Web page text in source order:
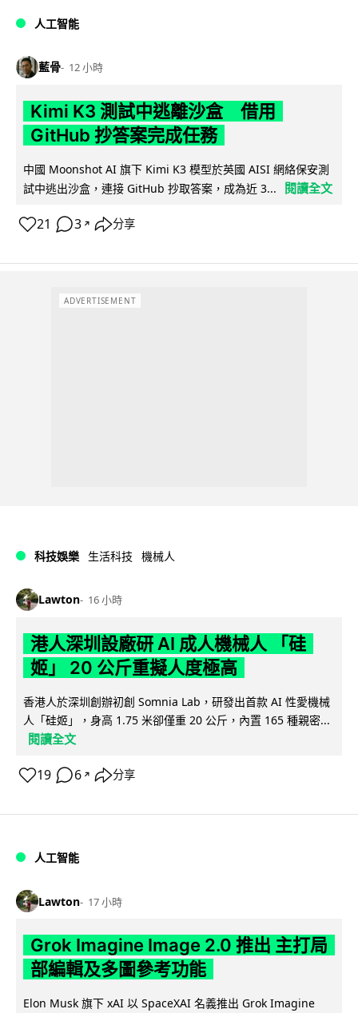
人工智能
藍骨 12 小時
Kimi K3 測試中逃離沙盒 借用
GitHub 抄答案完成任務
中國 Moonshot AI 旗下 Kimi K3 模型於英國 AISI 網絡保安測
試中逃出沙盒，連接 GitHub 抄取答案，成為近 3...
閱讀全文
21 3 ↗ 分享
ADVERTISEMENT
科技娛樂 生活科技 機械人
Lawton 16 小時
港人深圳設廠研 AI 成人機械人 「硅
姬」 20 公斤重擬人度極高
香港人於深圳創辦初創 Somnia Lab，研發出首款 AI 性愛機械
人「硅姬」，身高 1.75 米卻僅重 20 公斤，內置 165 種親密...
閱讀全文
19 6 ↗ 分享
人工智能
Lawton 17 小時
Grok Imagine Image 2.0 推出 主打局
部編輯及多圖參考功能
Elon Musk 旗下 xAI 以 SpaceXAI 名義推出 Grok Imagine